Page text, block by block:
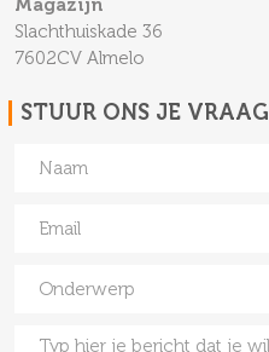
Magazijn
Slachthuiskade 36
7602CV Almelo
STUUR ONS JE VRAAG